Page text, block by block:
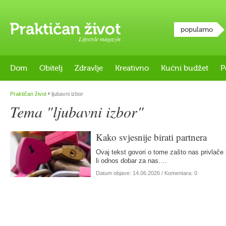
Lifestyle magazin
popularno
Dom Obitelj Zdravlje Kreativno Kućni budžet
Praktičan život › ljubavni izbor
Tema "ljubavni izbor"
Kako svjesnije birati partnera
Ovaj tekst govori o tome zašto nas
li odnos dobar za nas….
Datum objave: 14.06.2026 / Komentara: 0